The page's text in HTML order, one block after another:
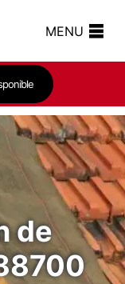
MENU
de